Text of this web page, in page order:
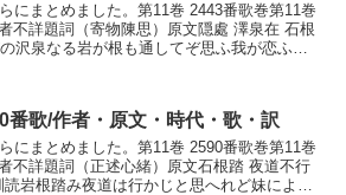
にまとめました。第11巻 2443番歌巻第11巻
不詳題詞（寄物陳思）原文隠處 澤泉在 石根
沢泉なる岩が根も通してぞ思ふ我が恋ふら
番歌/作者・原文・時代・歌・訳
にまとめました。第11巻 2590番歌巻第11巻
不詳題詞（正述心緒）原文石根踏 夜道不行
岩根踏み夜道は行かじと思へれど妹により